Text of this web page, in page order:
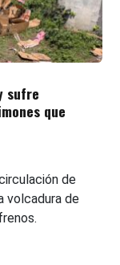
sufre
que
de
volcadura de